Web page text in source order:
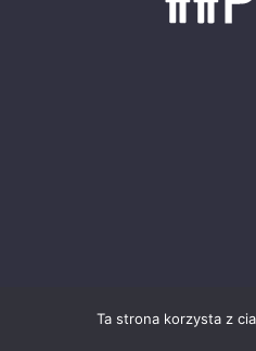
© 2024 PRoto.pl
Ta strona korzysta z